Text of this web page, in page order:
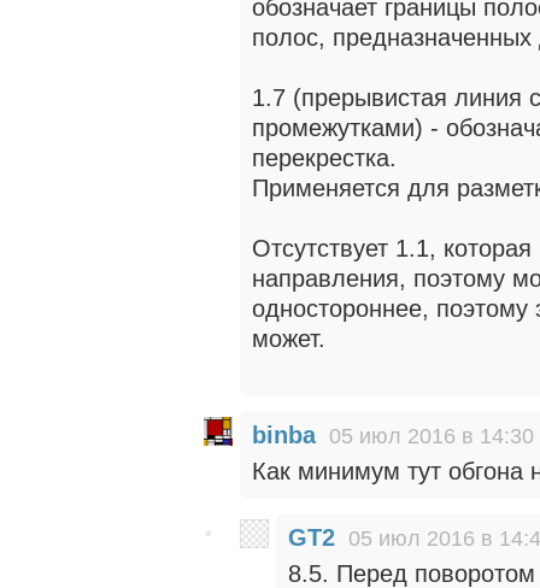
обозначает границы
полос,
1.7 (прерывистая линия
промежутками) -
перекрестка.
Применяется для
Отсутствует 1.1,
направления, поэтому
одностороннее, поэтому
может.
binba 05 июл 2016 в 14:30
Как минимум тут обгона
GT2 05 июл 2016 в
8.5. Перед